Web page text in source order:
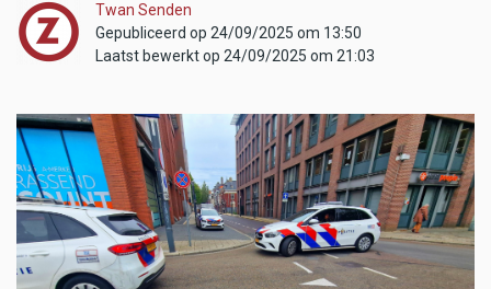
Twan Senden
Gepubliceerd op 24/09/2025 om 13:50
Laatst bewerkt op 24/09/2025 om 21:03